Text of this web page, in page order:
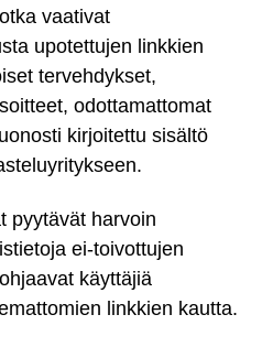
vaativat
upotettujen linkkien
tervehdykset,
odottamattomat
kirjoitettu sisältö
pyytävät harvoin
ei-toivottujen
käyttäjiä
linkkien kautta.